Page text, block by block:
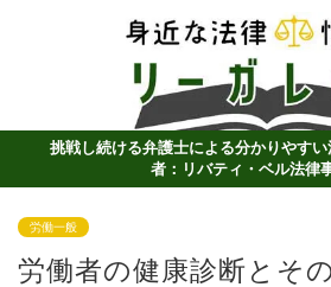
挑戦し続ける弁護士による分かりやす
者：リバティ・ベル法律
労働一般
労働者の健康診断とそ